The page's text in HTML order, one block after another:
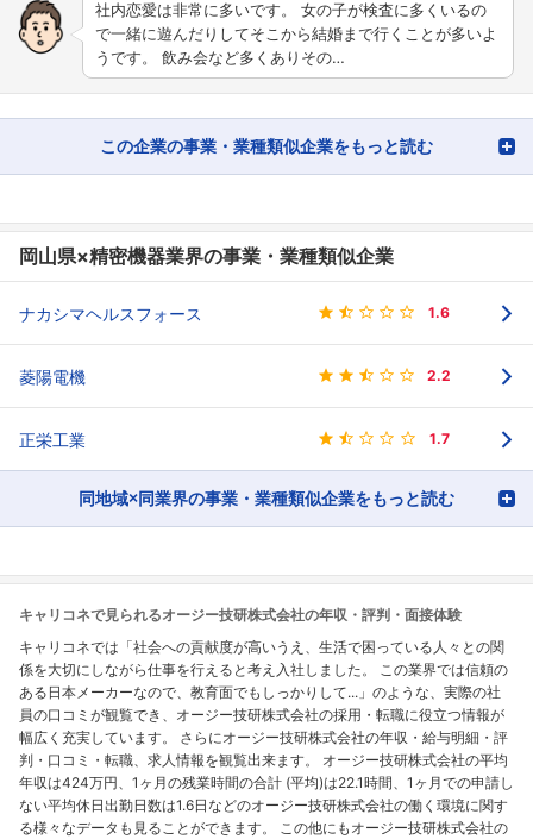
社内恋愛は非常に多いです。 女の子が検査に多くいるの
で一緒に遊んだりしてそこから結婚まで行くことが多いよ
うです。 飲み会など多くありその…
この企業の事業・業種類似企業をもっと読む
岡山県×精密機器業界の事業・業種類似企業
ナカシマヘルスフォース 1.6
菱陽電機 2.2
正栄工業 1.7
同地域×同業界の事業・業種類似企業をもっと読む
キャリコネで見られるオージー技研株式会社の年収・評判・面接体験
キャリコネでは「社会への貢献度が高いうえ、生活で困っている人々との関
係を大切にしながら仕事を行えると考え入社しました。 この業界では信頼の
ある日本メーカーなので、教育面でもしっかりして...」のような、実際の社
員の口コミが観覧でき、オージー技研株式会社の採用・転職に役立つ情報が
幅広く充実しています。 さらにオージー技研株式会社の年収・給与明細・評
判・口コミ・転職、求人情報を観覧出来ます。 オージー技研株式会社の平均
年収は424万円、1ヶ月の残業時間の合計 (平均)は22.1時間、1ヶ月での申請し
ない平均休日出勤日数は1.6日などのオージー技研株式会社の働く環境に関す
る様々なデータも見ることができます。 この他にもオージー技研株式会社の